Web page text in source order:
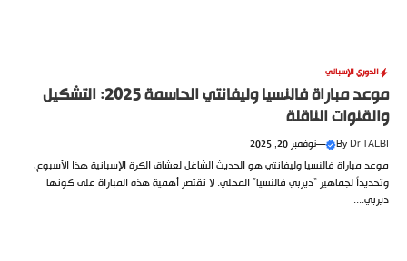
الدوري الإسباني
موعد مباراة فالنسيا وليفانتي الحاسمة 2025: التشكيل
والقنوات الناقلة
By Dr TALBI
—نوفمبر 20, 2025
موعد مباراة فالنسيا وليفانتي هو الحديث الشاغل لعشاق الكرة الإسبانية هذا الأسبوع،
وتحديداً لجماهير “ديربي فالنسيا” المحلي. لا تقتصر أهمية هذه المباراة على كونها
ديربي....